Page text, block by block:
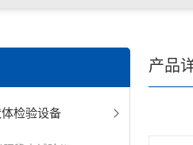
厚度测量仪，角膜接触镜折光仪，角
体疲劳试验仪等
检验设备
产品